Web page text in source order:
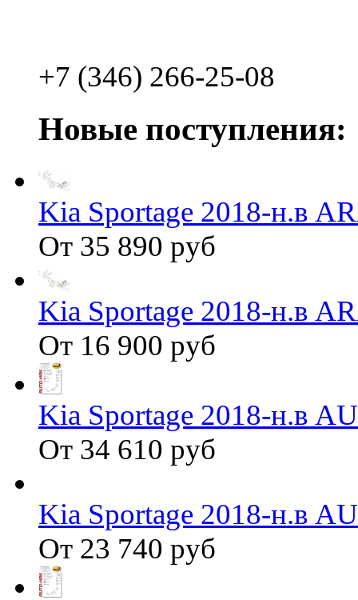
+7 (346) 266-25-08
Новые поступления:
Kia Sportage 2018-н.в
От 35 890 руб
Kia Sportage 2018-н.в
От 16 900 руб
Kia Sportage 2018-н.в
От 34 610 руб
Kia Sportage 2018-н.в
От 23 740 руб